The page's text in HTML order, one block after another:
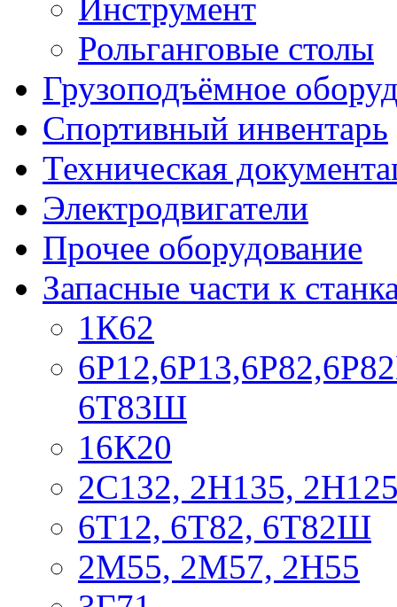
Инструмент
Рольганговые столы
Грузоподъёмное
Спортивный инвентарь
Техническая
Электродвигатели
Прочее оборудование
Запасные части к
1К62
6Т83Ш
16К20
2С132, 2Н135,
6Т12, 6Т82, 6Т82Ш
2М55, 2М57, 2Н55